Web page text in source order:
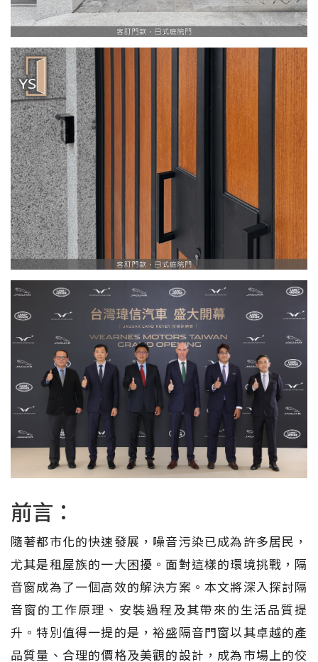
前言：
隨著都市化的快速發展，噪音污染已成為許多居民，
尤其是租屋族的一大困擾。面對這樣的環境挑戰，隔
音窗成為了一個高效的解決方案。本文將深入探討隔
音窗的工作原理、安裝過程及其帶來的生活品質提
升。特別值得一提的是，裕盛隔音門窗以其卓越的產
品質量、合理的價格及美觀的設計，成為市場上的佼